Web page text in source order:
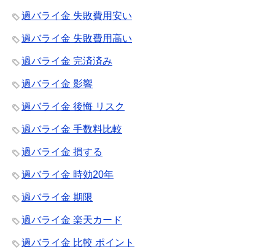
過バライ金 失敗費用安い
過バライ金 失敗費用高い
過バライ金 完済済み
過バライ金 影響
過バライ金 後悔 リスク
過バライ金 手数料比較
過バライ金 損する
過バライ金 時効20年
過バライ金 期限
過バライ金 楽天カード
過バライ金 比較 ポイント